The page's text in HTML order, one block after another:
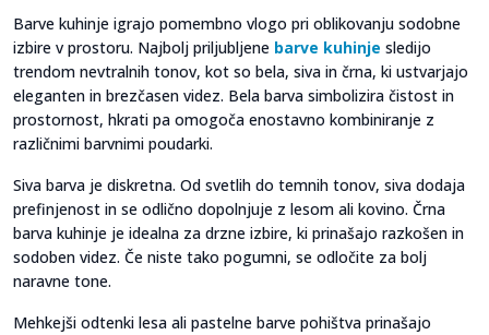
Barve kuhinje igrajo pomembno vlogo pri oblikovanju sodobne
izbire v prostoru. Najbolj priljubljene barve kuhinje sledijo
trendom nevtralnih tonov, kot so bela, siva in črna, ki ustvarjajo
eleganten in brezčasen videz. Bela barva simbolizira čistost in
prostornost, hkrati pa omogoča enostavno kombiniranje z
različnimi barvnimi poudarki.
Siva barva je diskretna. Od svetlih do temnih tonov, siva dodaja
prefinjenost in se odlično dopolnjuje z lesom ali kovino. Črna
barva kuhinje je idealna za drzne izbire, ki prinašajo razkošen in
sodoben videz. Če niste tako pogumni, se odločite za bolj
naravne tone.
Mehkejši odtenki lesa ali pastelne barve pohištva prinašajo